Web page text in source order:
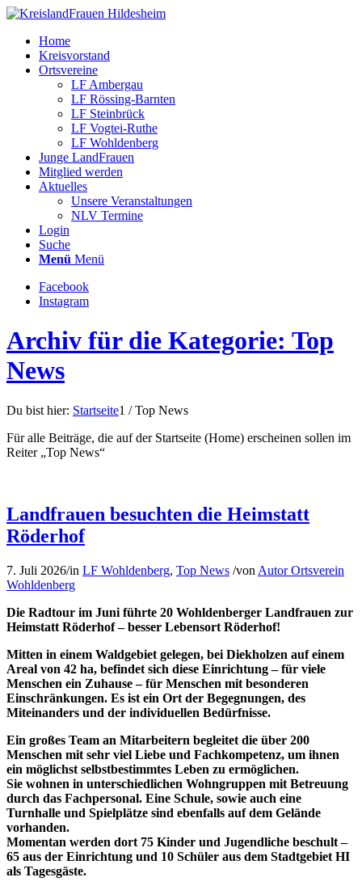
Home
Kreisvorstand
Ortsvereine
LF Ambergau
LF Rössing-Barnten
LF Steinbrück
LF Vogtei-Ruthe
LF Wohldenberg
Junge LandFrauen
Mitglied werden
Aktuelles
Unsere Veranstaltungen
NLV Termine
Login
Suche
Menü Menü
Facebook
Instagram
Archiv für die Kategorie: Top
News
Du bist hier: Startseite1 / Top News
Für alle Beiträge, die auf der Startseite (Home) erscheinen sollen im
Reiter „Top News“
Landfrauen besuchten die Heimstatt
Röderhof
7. Juli 2026/in LF Wohldenberg, Top News /von Autor Ortsverein
Wohldenberg
Die Radtour im Juni führte 20 Wohldenberger Landfrauen zur
Heimstatt Röderhof – besser Lebensort Röderhof!
Mitten in einem Waldgebiet gelegen, bei Diekholzen auf einem
Areal von 42 ha, befindet sich diese Einrichtung – für viele
Menschen ein Zuhause – für Menschen mit besonderen
Einschränkungen. Es ist ein Ort der Begegnungen, des
Miteinanders und der individuellen Bedürfnisse.
Ein großes Team an Mitarbeitern begleitet die über 200
Menschen mit sehr viel Liebe und Fachkompetenz, um ihnen
ein möglichst selbstbestimmtes Leben zu ermöglichen.
Sie wohnen in unterschiedlichen Wohngruppen mit Betreuung
durch das Fachpersonal. Eine Schule, sowie auch eine
Turnhalle und Spielplätze sind ebenfalls auf dem Gelände
vorhanden.
Momentan werden dort 75 Kinder und Jugendliche beschult –
65 aus der Einrichtung und 10 Schüler aus dem Stadtgebiet HI
als Tagesgäste.